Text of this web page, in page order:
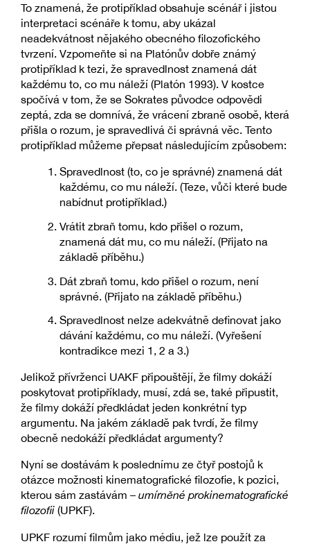
To znamená, že protipříklad obsahuje scénář i jistou
interpretaci scénáře k tomu, aby ukázal
neadekvátnost nějakého obecného filozofického
tvrzení. Vzpomeňte si na Platónův dobře známý
protipříklad k tezi, že spravedlnost znamená dát
každému to, co mu náleží (Platón 1993). V kostce
spočívá v tom, že se Sokrates původce odpovědi
zeptá, zda se domnívá, že vrácení zbraně osobě, která
přišla o rozum, je spravedlivá či správná věc. Tento
protipříklad můžeme přepsat následujícím způsobem:
Spravedlnost (to, co je správné) znamená dát
každému, co mu náleží. (Teze, vůči které bude
nabídnut protipříklad.)
Vrátit zbraň tomu, kdo přišel o rozum,
znamená dát mu, co mu náleží. (Přijato na
základě příběhu.)
Dát zbraň tomu, kdo přišel o rozum, není
správné. (Přijato na základě příběhu.)
Spravedlnost nelze adekvátně definovat jako
dávání každému, co mu náleží. (Vyřešení
kontradikce mezi 1, 2 a 3.)
Jelikož přívrženci UAKF připouštějí, že filmy dokáží
poskytovat protipříklady, musí, zdá se, také připustit,
že filmy dokáží předkládat jeden konkrétní typ
argumentu. Na jakém základě pak tvrdí, že filmy
obecně nedokáží předkládat argumenty?
Nyní se dostávám k poslednímu ze čtyř postojů k
otázce možnosti kinematografické filozofie, k pozici,
kterou sám zastávám – umírněné prokinematografické
filozofii (UPKF).
UPKF rozumí filmům jako médiu, jež lze použít za